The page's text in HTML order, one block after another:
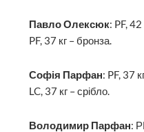
Павло Олексюк: PF, 42
PF, 37 кг – бронза.
Софія Парфан: PF, 37
LC, 37 кг – срібло.
Володимир Парфан: